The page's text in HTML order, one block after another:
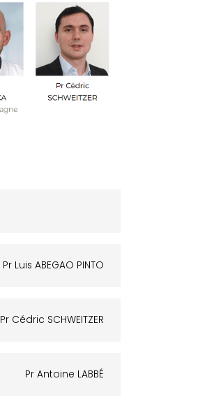
Pr Luis ABEGAO PINTO
Pr Cédric SCHWEITZER
Pr Antoine LABBÉ